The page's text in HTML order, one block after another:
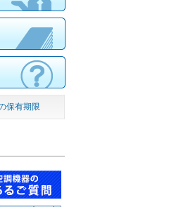
保有期限